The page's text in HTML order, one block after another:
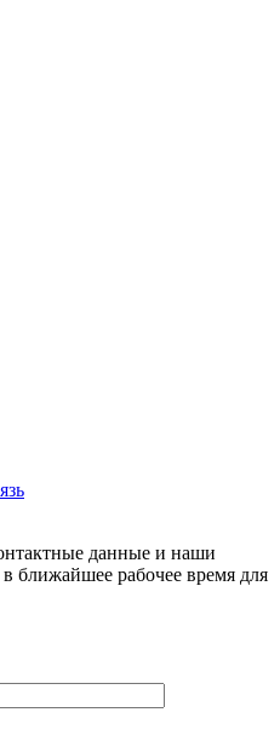
данные и наши
ближайшее рабочее время для